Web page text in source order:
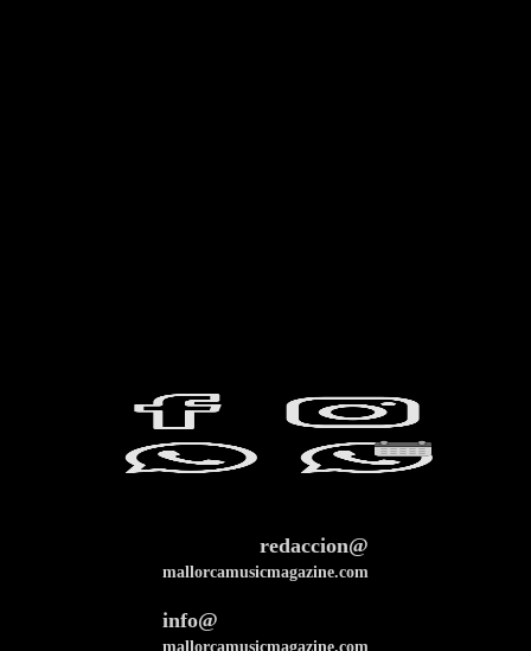
redaccion@
mallorcamusicmagazine.com
info@
mallorcamusicmagazine.com